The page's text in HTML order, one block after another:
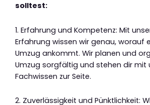
solltest:
1. Erfahrung und Kompetenz: Mit
Erfahrung wissen wir genau, worauf
Umzug ankommt. Wir planen und
Umzug sorgfältig und stehen dir mit
Fachwissen zur Seite.
2. Zuverlässigkeit und Pünktlichkeit: